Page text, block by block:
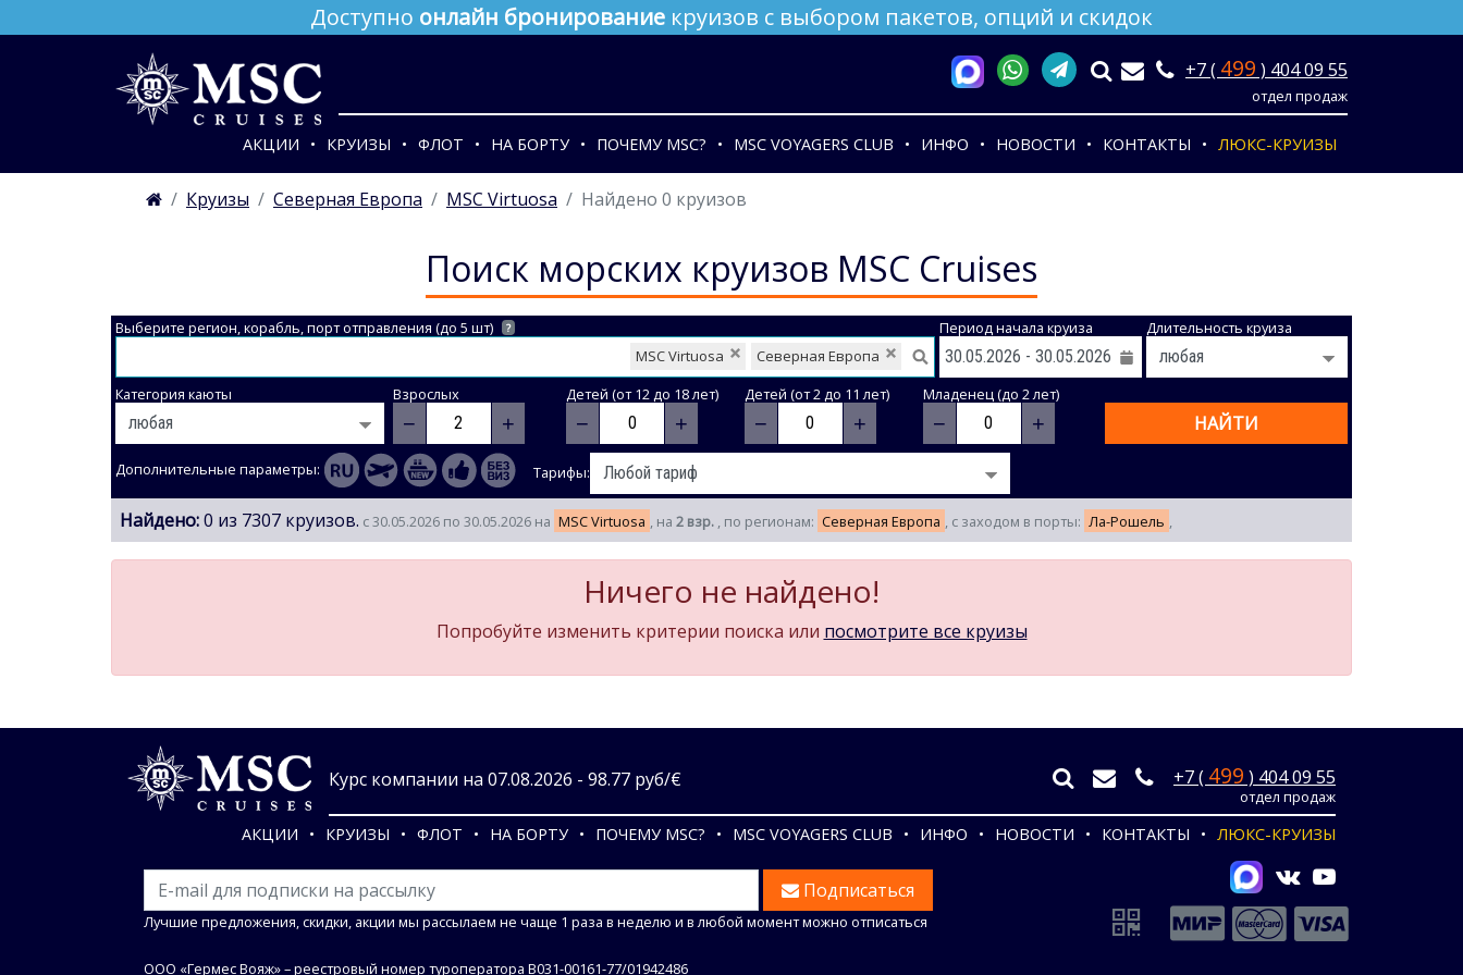
Доступно онлайн бронирование круизов с выбором пакетов, опций и скидок
+7 ( 499 ) 404 09 55
отдел продаж
АКЦИИ КРУИЗЫ ФЛОТ НА БОРТУ ПОЧЕМУ MSC? MSC VOYAGERS CLUB ИНФО НОВОСТИ КОНТАКТЫ ЛЮКС-КРУИЗЫ
Круизы Северная Европа MSC Virtuosa Найдено 0 круизов
Поиск морских круизов MSC Cruises
Выберите регион, корабль, порт отправления (до 5 шт) ?
Северная Европа
MSC Virtuosa
Период начала круиза Длительность круиза
Категория каюты Взрослых
− +
Детей (от 12 до 18 лет)
− +
Детей (от 2 до 11 лет)
− +
Младенец (до 2 лет)
− + НАЙТИ
Дополнительные параметры: Тарифы:
Найдено:0 из 7307 круизов. с 30.05.2026 по 30.05.2026 на MSC Virtuosa , на 2 взр. , по регионам: Северная Европа , с заходом в порты: Ла-Рошель ,
Ничего не найдено!
Попробуйте изменить критерии поиска или посмотрите все круизы
Курс компании на 07.08.2026 - 98.77 руб/€ +7 ( 499 ) 404 09 55
отдел продаж
АКЦИИ КРУИЗЫ ФЛОТ НА БОРТУ ПОЧЕМУ MSC? MSC VOYAGERS CLUB ИНФО НОВОСТИ КОНТАКТЫ ЛЮКС-КРУИЗЫ
Подписаться
Лучшие предложения, скидки, акции мы рассылаем не чаще 1 раза в неделю и в любой момент можно отписаться
ООО «Гермес Вояж» –реестровый номер туроператора В031-00161-77/01942486